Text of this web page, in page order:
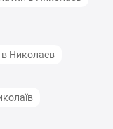
Николаев